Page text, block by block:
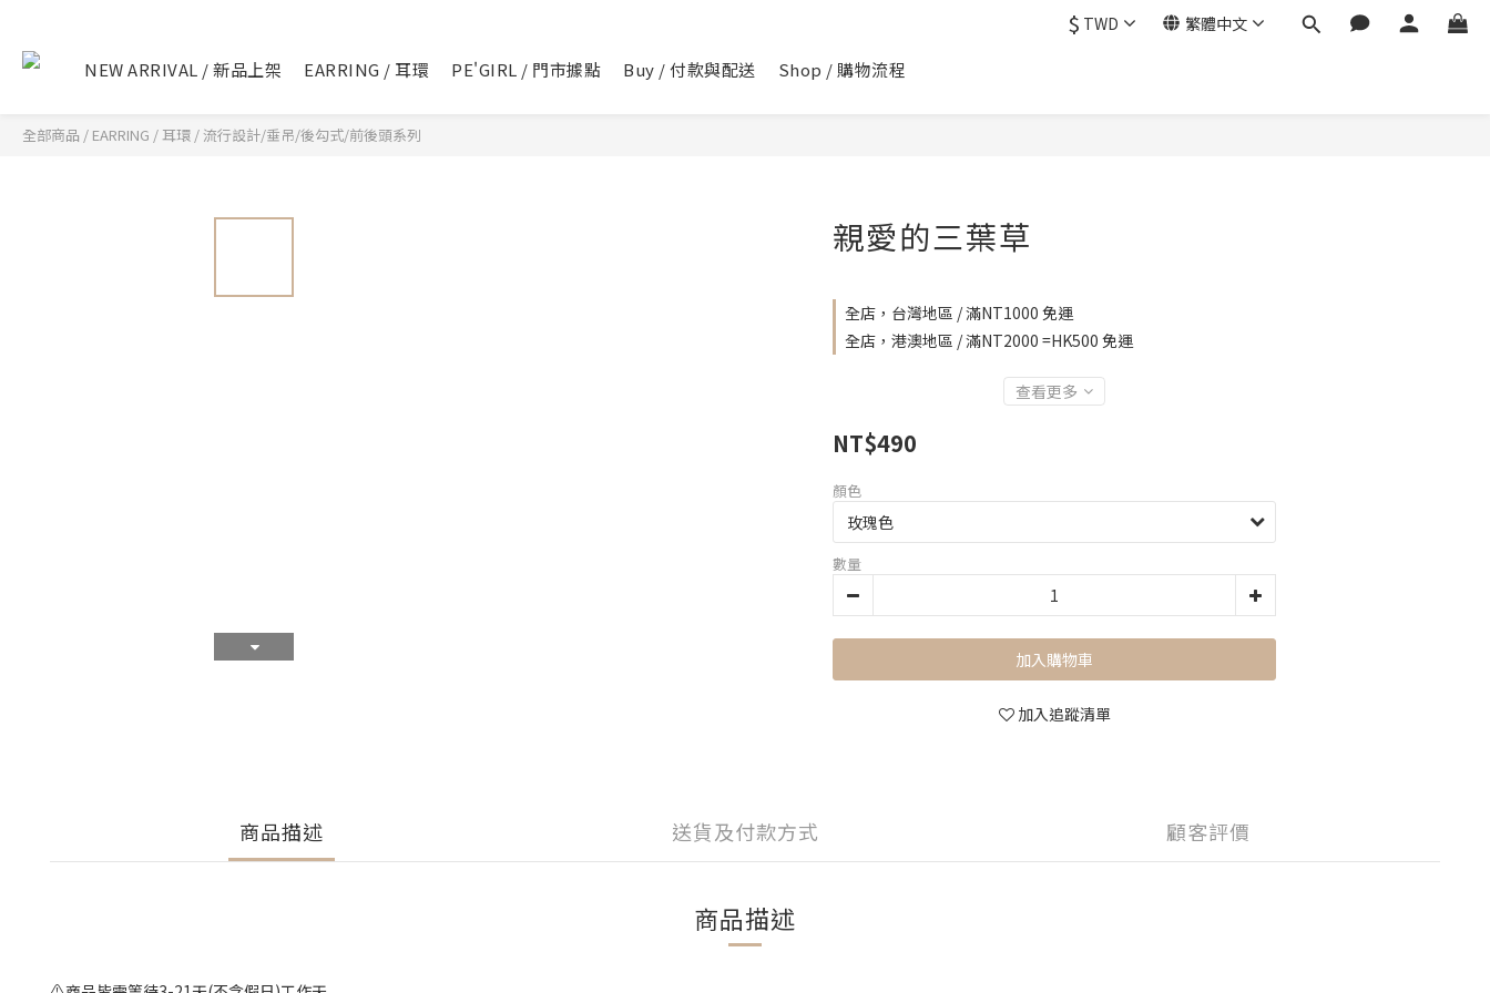
$ TWD 繁體中文
NEW ARRIVAL / 新品上架 EARRING / 耳環 PE'GIRL / 門市據點 Buy / 付款與配送 Shop / 購物流程
全部商品 / EARRING / 耳環 /流行設計/垂吊/後勾式/前後頭系列
親愛的三葉草
全店，台灣地區 / 滿NT1000 免運
全店，港澳地區 / 滿NT2000 =HK500 免運
查看更多
NT$490
顏色
數量
加入購物車
加入追蹤清單
商品描述 送貨及付款方式 顧客評價
商品描述